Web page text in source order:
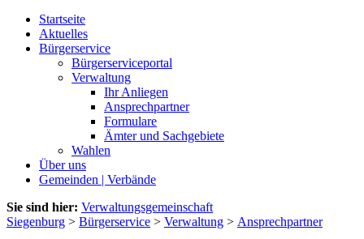
Startseite
Aktuelles
Bürgerservice
Bürgerserviceportal
Verwaltung
Ihr Anliegen
Ansprechpartner
Formulare
Ämter und Sachgebiete
Wahlen
Über uns
Gemeinden | Verbände
Sie sind hier: Verwaltungsgemeinschaft
Siegenburg > Bürgerservice > Verwaltung > Ansprechpartner